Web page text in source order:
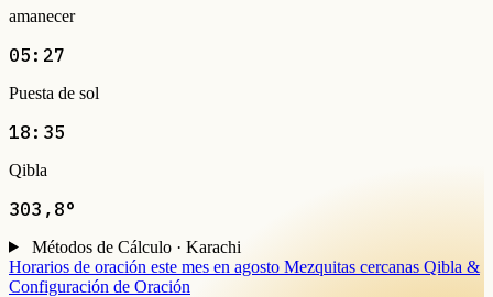
amanecer
05:27
Puesta de sol
18:35
Qibla
303,8°
Métodos de Cálculo · Karachi
Horarios de oración este mes en agosto Mezquitas cercanas Qibla &
Configuración de Oración